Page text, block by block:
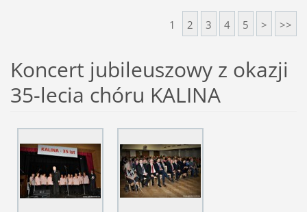
1 2 3 4 5 > >>
Koncert jubileuszowy z okazji
35-lecia chóru KALINA